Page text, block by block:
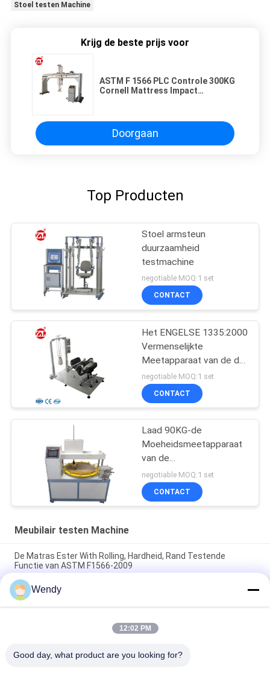
Stoel testen Machine
Krijg de beste prijs voor
ASTM F 1566 PLC Controle 300KG
Cornell Mattress Impact
Doorgaan
Top Producten
Stoel armsteun
duurzaamheid
testmachine
negotiable MOQ:1 set
CONTACT
Het ENGELSE 1335:2000
Vermenselijkte
Meetapparaat van de de
Stoel Achter
Achterwaartse
Duurzaamheid van de
negotiable MOQ:1 set
CONTACT
Laad 90KG-de
Moeheidsmeetapparaat
van de
Gietmachineschuring, het
Meetapparaat van de de
Gietmachinemethode
negotiable MOQ:1 set
CONTACT
Meubilair testen Machine
De Matras Ester With Rolling, Hardheid, Rand Testende
Functie van ASTM F1566-2009
PLC van de de Wartelduurzaamheid van de Controlestoel het
de Testinstrument, Geen Effect, simuleert echt
Het Meubilair van QB/T 1952,1 het Testen
Machinebank/Kracht van de de Armsteunlading van het
Wendy
12:02 PM
Good day, what product are you looking for?